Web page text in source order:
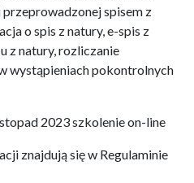
spisem z
o spis z natury, e-spis z
z natury, rozliczanie
wystąpieniach pokontrolnych
2023 szkolenie on-line
znajdują się w Regulaminie